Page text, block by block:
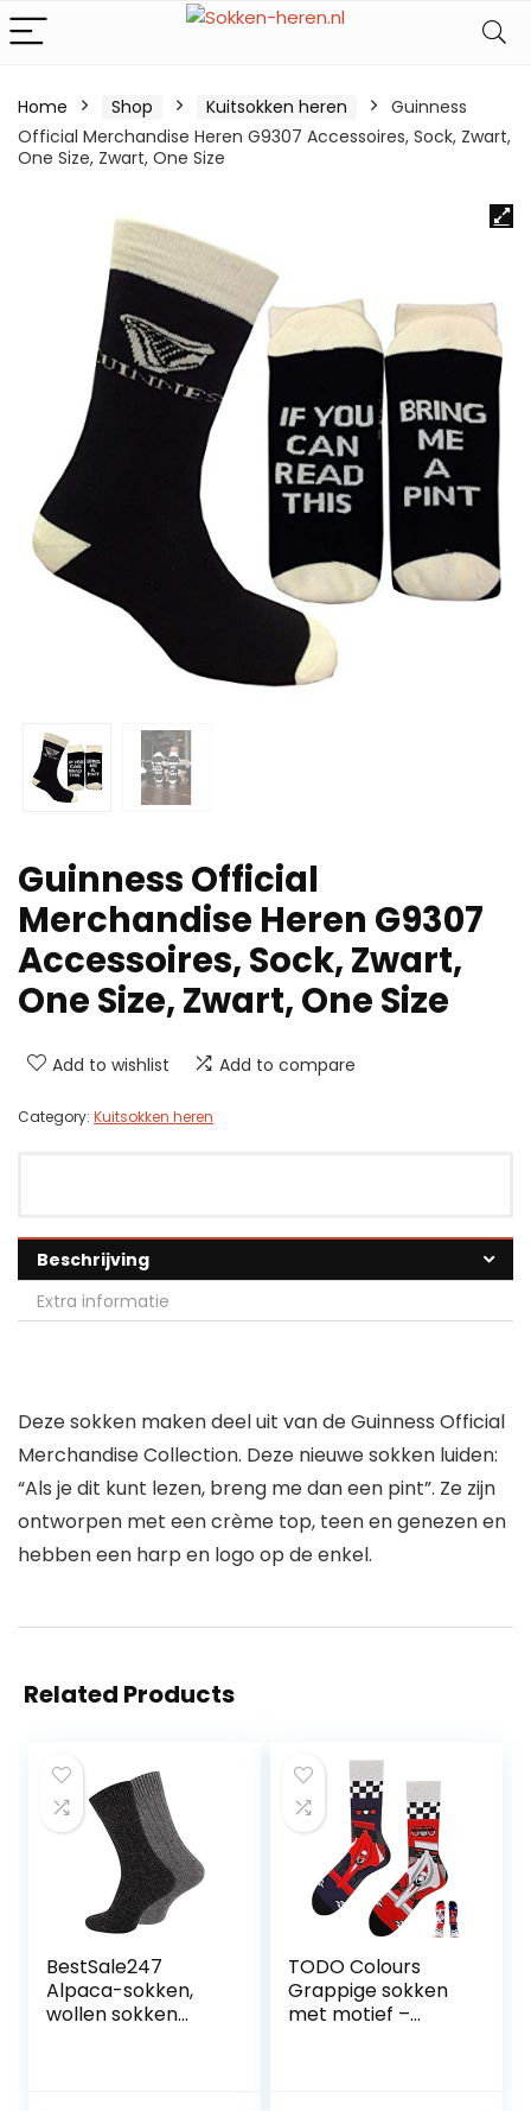
Home Shop Kuitsokken heren
Guinness
Official Merchandise Heren G9307 Accessoires, Sock, Zwart,
One Size, Zwart, One Size
Guinness Official
Merchandise Heren G9307
Accessoires, Sock, Zwart,
One Size, Zwart, One Size
Add to wishlist Add to compare
Category: Kuitsokken heren
Beschrijving
Extra informatie
Deze sokken maken deel uit van de Guinness Official
Merchandise Collection. Deze nieuwe sokken luiden:
“Als je dit kunt lezen, breng me dan een pint”. Ze zijn
ontworpen met een crème top, teen en genezen en
hebben een harp en logo op de enkel.
Related Products
BestSale247
Alpaca-sokken,
wollen sokken
TODO Colours
Grappige sokken
met motief –